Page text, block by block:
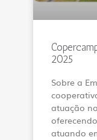
2025
Sobre a
atuação
atuando